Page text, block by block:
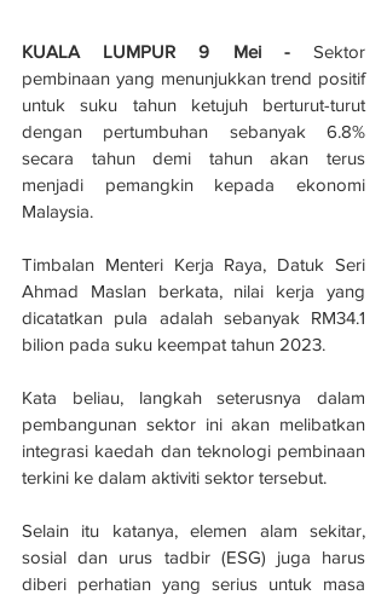
KUALA LUMPUR 9 Mei - Sektor
pembinaan yang menunjukkan trend positif
untuk suku tahun ketujuh berturut-turut
dengan pertumbuhan sebanyak 6.8%
secara tahun demi tahun akan terus
menjadi pemangkin kepada ekonomi
Malaysia.
Timbalan Menteri Kerja Raya, Datuk Seri
Ahmad Maslan berkata, nilai kerja yang
dicatatkan pula adalah sebanyak RM34.1
bilion pada suku keempat tahun 2023.
Kata beliau, langkah seterusnya dalam
pembangunan sektor ini akan melibatkan
integrasi kaedah dan teknologi pembinaan
terkini ke dalam aktiviti sektor tersebut.
Selain itu katanya, elemen alam sekitar,
sosial dan urus tadbir (ESG) juga harus
diberi perhatian yang serius untuk masa